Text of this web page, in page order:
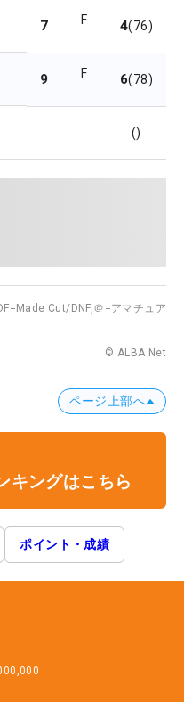
7 F 4(76)
9 F 6(78)
()
Cut/DNF,＠=アマチュア
© ALBA Net
ページ上部へ
キングはこちら
ポイント・成績